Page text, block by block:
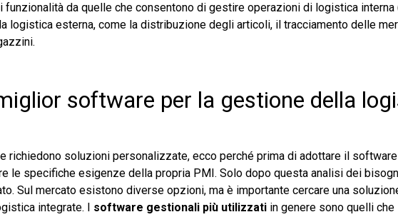
funzionalità da quelle che consentono di gestire operazioni di logistica
logistica esterna, come la distribuzione degli articoli, il tracciamento delle
software per la gestione della
richiedono soluzioni personalizzate, ecco perché prima di adottare il
le specifiche esigenze della propria PMI. Solo dopo questa analisi dei
Sul mercato esistono diverse opzioni, ma è importante cercare una
integrate. I software gestionali più utilizzati in genere sono quelli